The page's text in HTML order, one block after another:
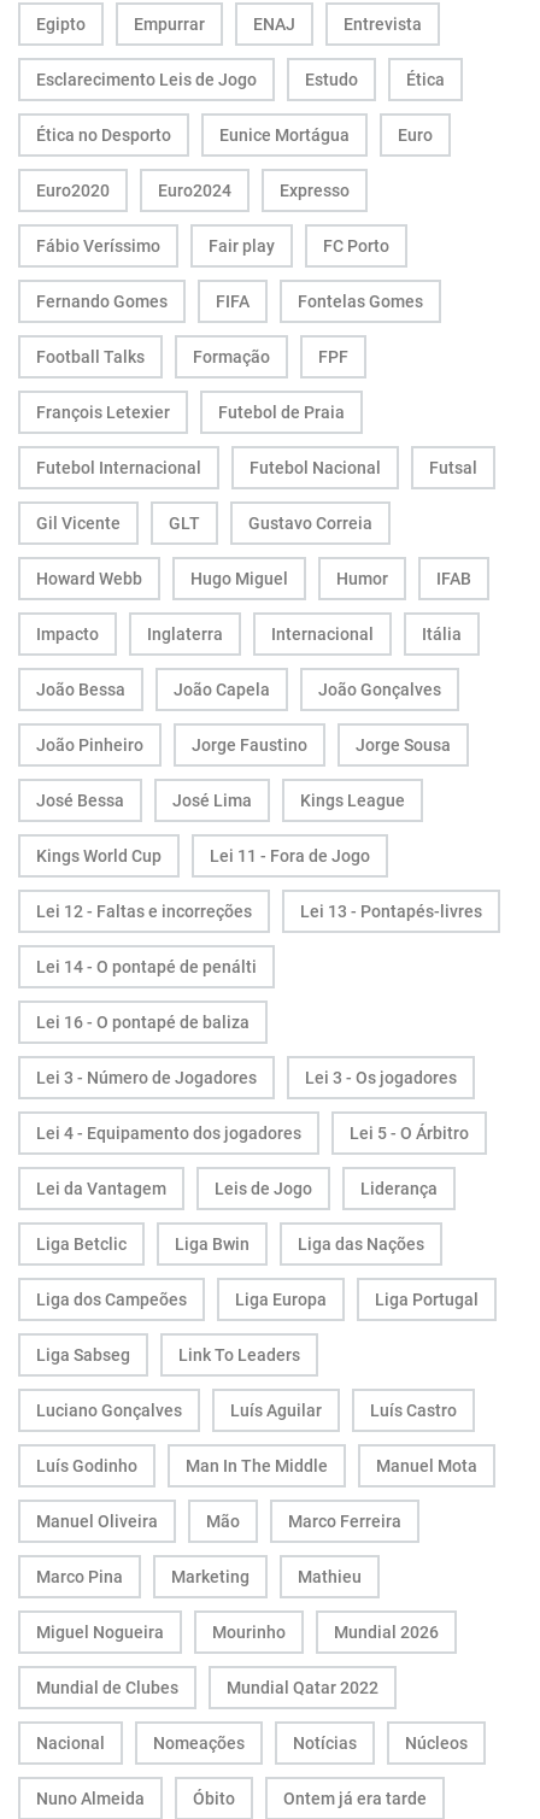
Egipto Empurrar ENAJ Entrevista
Esclarecimento Leis de Jogo Estudo Ética
Ética no Desporto Eunice Mortágua Euro
Euro2020 Euro2024 Expresso
Fábio Veríssimo Fair play FC Porto
Fernando Gomes FIFA Fontelas Gomes
Football Talks Formação FPF
François Letexier Futebol de Praia
Futebol Internacional Futebol Nacional Futsal
Gil Vicente GLT Gustavo Correia
Howard Webb Hugo Miguel Humor IFAB
Impacto Inglaterra Internacional Itália
João Bessa João Capela João Gonçalves
João Pinheiro Jorge Faustino Jorge Sousa
José Bessa José Lima Kings League
Kings World Cup Lei 11 - Fora de Jogo
Lei 12 - Faltas e incorreções Lei 13 - Pontapés-livres
Lei 14 - O pontapé de penálti
Lei 16 - O pontapé de baliza
Lei 3 - Número de Jogadores Lei 3 - Os jogadores
Lei 4 - Equipamento dos jogadores Lei 5 - O Árbitro
Lei da Vantagem Leis de Jogo Liderança
Liga Betclic Liga Bwin Liga das Nações
Liga dos Campeões Liga Europa Liga Portugal
Liga Sabseg Link To Leaders
Luciano Gonçalves Luís Aguilar Luís Castro
Luís Godinho Man In The Middle Manuel Mota
Manuel Oliveira Mão Marco Ferreira
Marco Pina Marketing Mathieu
Miguel Nogueira Mourinho Mundial 2026
Mundial de Clubes Mundial Qatar 2022
Nacional Nomeações Notícias Núcleos
Nuno Almeida Óbito Ontem já era tarde